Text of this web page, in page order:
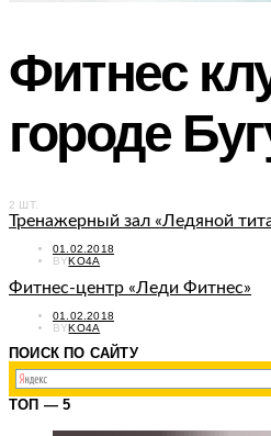
Фитнес
городе
2 ШТ.
Тренажерный зал «Ледяной
POSTED
ON
01.02.2018
BYKO4A
Фитнес-центр «Леди Фитнес»
POSTED
ON
01.02.2018
BYKO4A
ПОИСК ПО САЙТУ
ТОП — 5